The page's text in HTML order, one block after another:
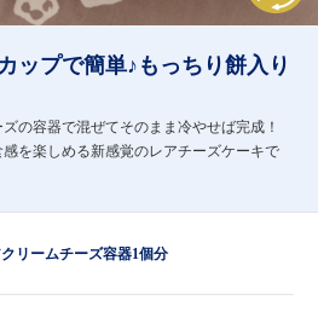
ップで簡単♪もっちり餅入り
の容器で混ぜてそのまま冷やせば完成！
を楽しめる新感覚のレアチーズケーキで
リームチーズ容器1個分